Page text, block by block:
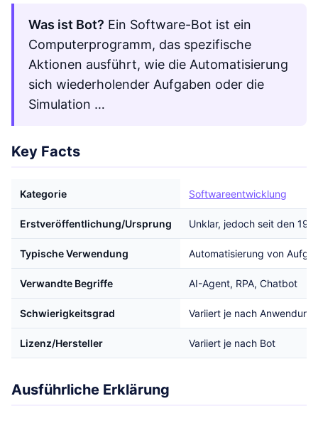
Was ist Bot? Ein Software-Bot ist ein
Computerprogramm, das spezifische
Aktionen ausführt, wie die Automatisierung
sich wiederholender Aufgaben oder die
Simulation …
Key Facts
Kategorie Softwareentwicklung
Erstveröffentlichung/Ursprung Unklar, jedoch seit den
Typische Verwendung Automatisierung von
Verwandte Begriffe AI-Agent, RPA, Chatbot
Schwierigkeitsgrad Variiert je nach Anwendung
Lizenz/Hersteller Variiert je nach Bot
Ausführliche Erklärung